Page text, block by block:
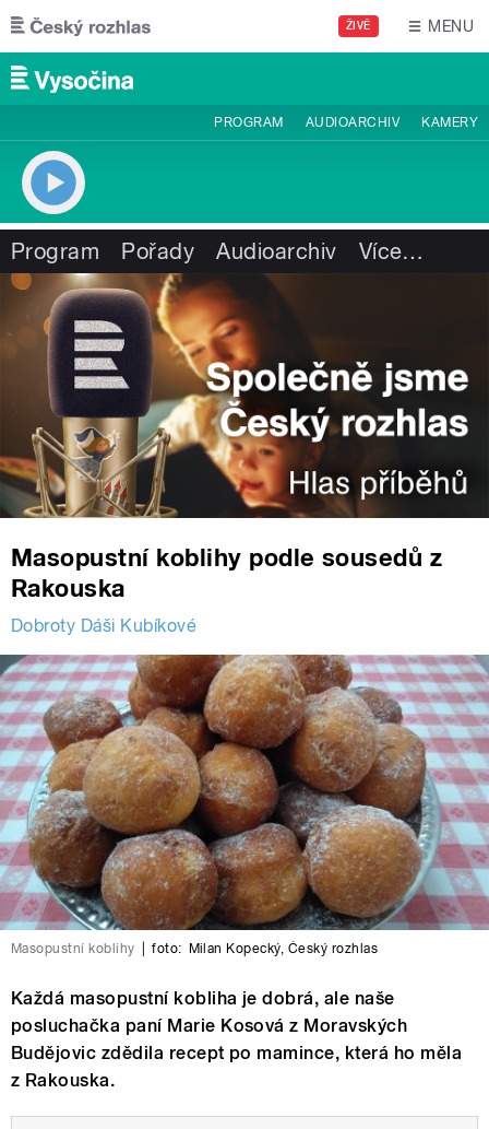
Přejít k hlavnímu obsahu
ŽIVĚ MENU
PROGRAM AUDIOARCHIV KAMERY
Program Pořady Audioarchiv Více…
Masopustní koblihy podle sousedů z
Rakouska
Dobroty Dáši Kubíkové
Masopustní koblihy foto: Milan Kopecký, Český rozhlas
Každá masopustní kobliha je dobrá, ale naše
posluchačka paní Marie Kosová z Moravských
Budějovic zdědila recept po mamince, která ho měla
z Rakouska.